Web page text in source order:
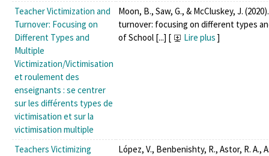
Teacher Victimization and
Turnover: Focusing on
Different Types and
Multiple
Victimization/Victimisation
et roulement des
enseignants : se centrer
sur les différents types de
victimisation et sur la
victimisation multiple
Moon, B., Saw, G., & McCluskey, J.
turnover: focusing on different types
of School [...] [ Lire plus ]
Teachers Victimizing
López, V., Benbenishty, R., Astor, R. A.,